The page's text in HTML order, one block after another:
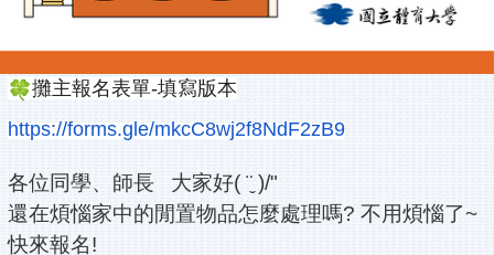
攤主報名表單-填寫版本
https://forms.gle/mkcC8wj2f8NdF2zB9
各位同學、師長 大家好( ¨̮ )/"
還在煩惱家中的閒置物品怎麼處理嗎? 不用煩惱了~
快來報名!